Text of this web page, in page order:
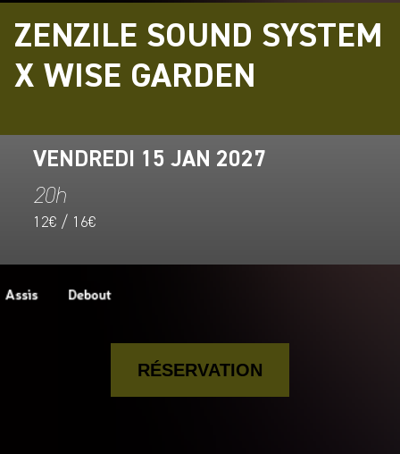
ZENZILE SOUND SYSTEM
X WISE GARDEN
VENDREDI 15 JAN 2027
20h
12€ / 16€
RÉSERVATION